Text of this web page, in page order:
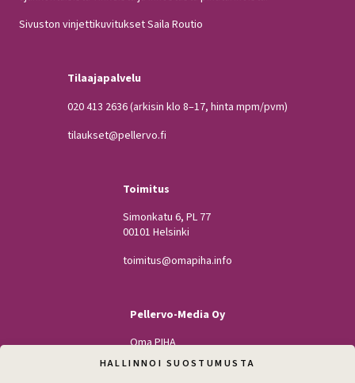
HALLINNOI SUOSTUMUSTA
Sivuston vinjettikuvitukset Saila Routio
Tilaajapalvelu
020 413 2636(arkisin klo 8–17, hinta mpm/pvm)
tilaukset@pellervo.fi
Toimitus
Simonkatu 6, PL 77
00101 Helsinki
toimitus@omapiha.info
Pellervo-Media Oy
Oma PIHA
Kodin Pellervo